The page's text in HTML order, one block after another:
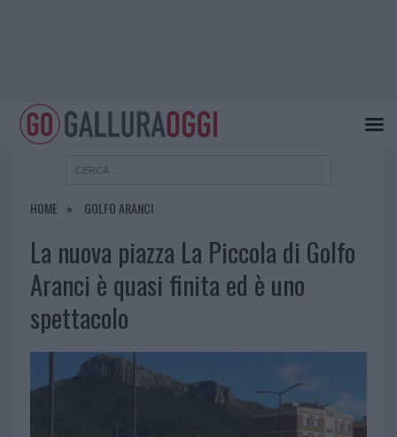
HOME GOLFO ARANCI
La nuova piazza La Piccola di Golfo
Aranci è quasi finita ed è uno
spettacolo